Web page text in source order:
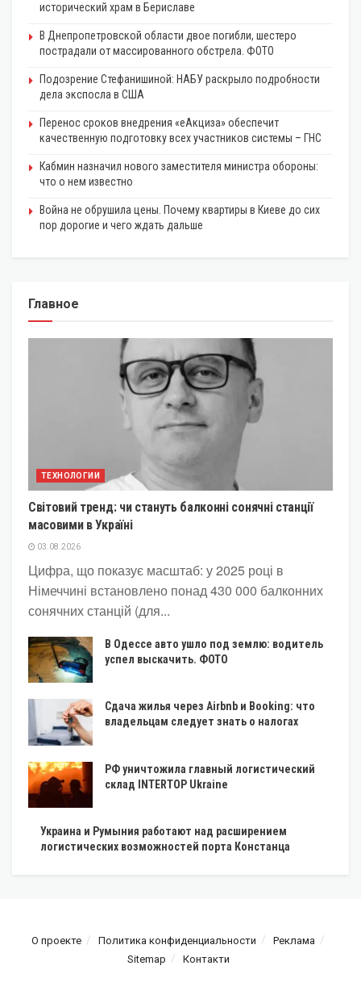
исторический храм в Бериславе
В Днепропетровской области двое погибли, шестеро
пострадали от массированного обстрела. ФОТО
Подозрение Стефанишиной: НАБУ раскрыло подробности
дела экспосла в США
Перенос сроков внедрения «еАкциза» обеспечит
качественную подготовку всех участников системы – ГНС
Кабмин назначил нового заместителя министра обороны:
что о нем известно
Война не обрушила цены. Почему квартиры в Киеве до сих
пор дорогие и чего ждать дальше
Главное
ТЕХНОЛОГИИ
Світовий тренд: чи стануть балконні сонячні станції
масовими в Україні
03.08.2026
Цифра, що показує масштаб: у 2025 році в
Німеччині встановлено понад 430 000 балконних
сонячних станцій (для...
В Одессе авто ушло под землю: водитель
успел выскачить. ФОТО
Сдача жилья через Airbnb и Booking: что
владельцам следует знать о налогах
РФ уничтожила главный логистический
склад INTERTOP Ukraine
Украина и Румыния работают над расширением
логистических возможностей порта Констанца
О проекте Политика конфиденциальности
Реклама
Sitemap
Контакти